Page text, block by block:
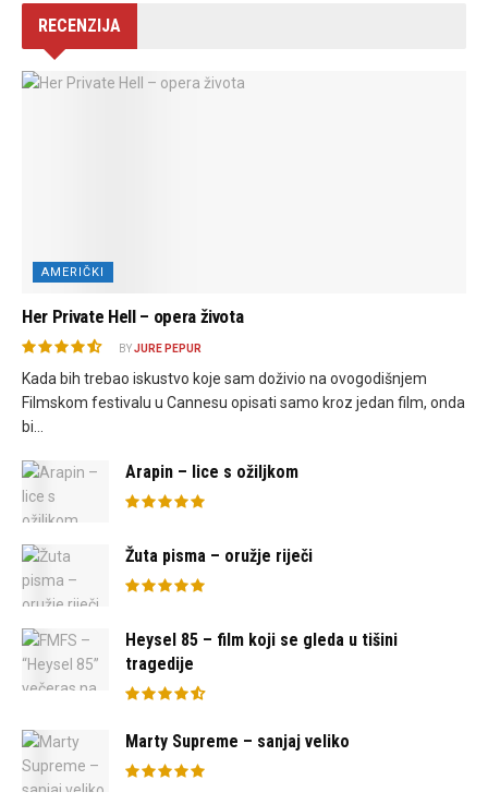
RECENZIJA
AMERIČKI
Her Private Hell – opera života
BYJURE PEPUR
Kada bih trebao iskustvo koje sam doživio na ovogodišnjem
Filmskom festivalu u Cannesu opisati samo kroz jedan film, onda
bi...
Arapin – lice s ožiljkom
Žuta pisma – oružje riječi
Heysel 85 – film koji se gleda u tišini
tragedije
Marty Supreme – sanjaj veliko